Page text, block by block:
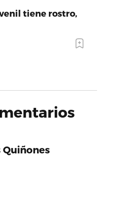
tiene rostro,
Quiñones